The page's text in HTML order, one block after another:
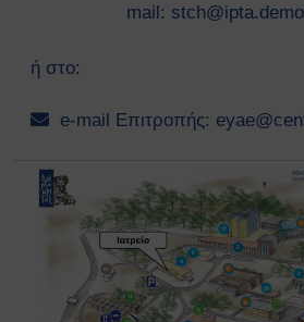
mail:
ή στο:
e-mail Επιτροπής: